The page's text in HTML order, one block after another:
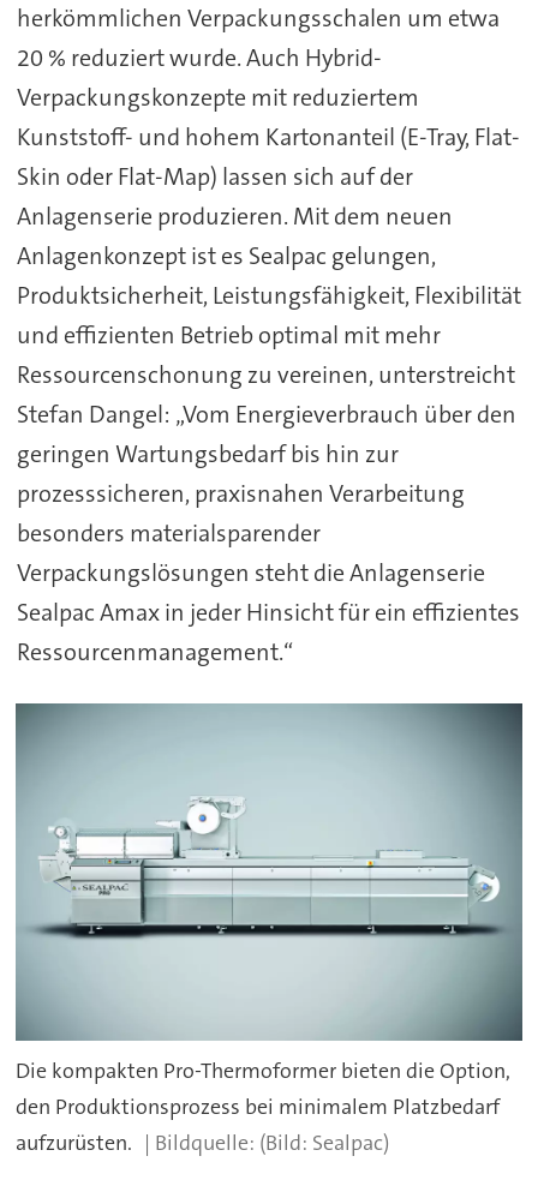
herkömmlichen Verpackungsschalen um etwa
20 % reduziert wurde. Auch Hybrid-
Verpackungskonzepte mit reduziertem
Kunststoff- und hohem Kartonanteil (E-Tray, Flat-
Skin oder Flat-Map) lassen sich auf der
Anlagenserie produzieren. Mit dem neuen
Anlagenkonzept ist es Sealpac gelungen,
Produktsicherheit, Leistungsfähigkeit, Flexibilität
und effizienten Betrieb optimal mit mehr
Ressourcenschonung zu vereinen, unterstreicht
Stefan Dangel: „Vom Energieverbrauch über den
geringen Wartungsbedarf bis hin zur
prozesssicheren, praxisnahen Verarbeitung
besonders materialsparender
Verpackungslösungen steht die Anlagenserie
Sealpac Amax in jeder Hinsicht für ein effizientes
Ressourcenmanagement.“
Die kompakten Pro-Thermoformer bieten die Option,
den Produktionsprozess bei minimalem Platzbedarf
aufzurüsten.
(Bild: Sealpac)